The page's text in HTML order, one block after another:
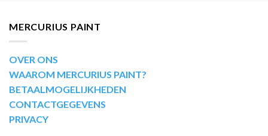
MERCURIUS PAINT
OVER ONS
WAAROM MERCURIUS PAINT?
BETAALMOGELIJKHEDEN
CONTACTGEGEVENS
PRIVACY